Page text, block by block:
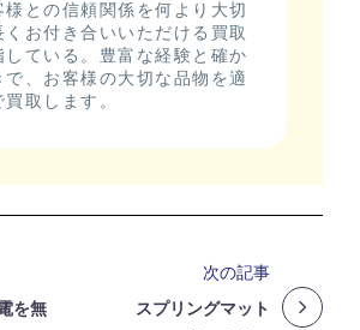
様との信頼関係を何より大切
くお付き合いいただける買取
している。豊富な経験と確か
で、お客様の大切な品物を適
取します。
を無
次の記事
スプリングマット